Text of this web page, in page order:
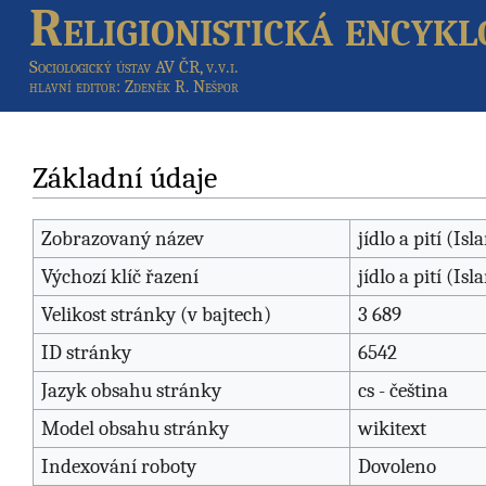
Religionistická
Sociologický ústav AV ČR, v.v.i.
hlavní editor: Zdeněk R. Nešpor
Základní údaje
Zobrazovaný název
jídlo a pití
Výchozí klíč řazení
jídlo a pití
Velikost stránky (v bajtech)
3 689
ID stránky
6542
Jazyk obsahu stránky
cs - čeština
Model obsahu stránky
wikitext
Indexování roboty
Dovoleno